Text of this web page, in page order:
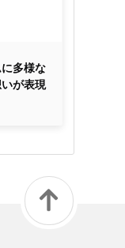
多様な
が表現